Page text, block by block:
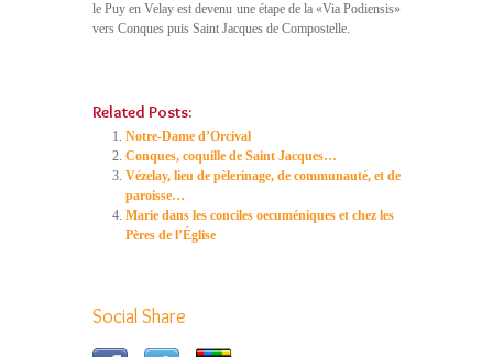
le Puy en Velay est devenu une étape de la «Via Podiensis»
vers Conques puis Saint Jacques de Compostelle.
Related Posts:
Notre-Dame d’Orcival
Conques, coquille de Saint Jacques…
Vézelay, lieu de pèlerinage, de communauté, et de
paroisse…
Marie dans les conciles oecuméniques et chez les
Pères de l’Église
Social Share